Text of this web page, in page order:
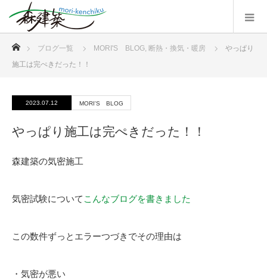
ブログ一覧 MORI'S BLOG, 断熱・換気・暖房
やっぱり
施工は完ぺきだった！！
2023.07.12 MORI'S BLOG
やっぱり施工は完ぺきだった！！
森建築の気密施工
気密試験について こんなブログを書きました
この数件ずっとエラーつづきでその理由は
・気密が悪い